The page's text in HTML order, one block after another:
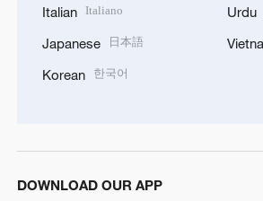
Italian Italiano
Japanese 日本語
Korean 한국어
Urdu
DOWNLOAD OUR APP